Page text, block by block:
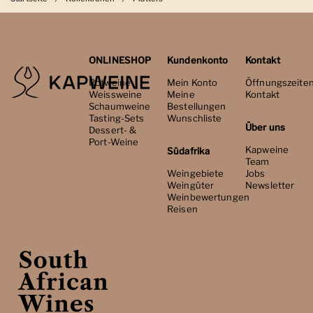
ONLINESHOP
Rotweine
Weissweine
Schaumweine
Tasting-Sets
Dessert- &
Port-Weine
Kundenkonto
Mein Konto
Meine
Bestellungen
Wunschliste
Südafrika
Weingebiete
Weingüter
Weinbewertungen
Reisen
Kontakt
Kontakt
Über uns
Kapweine
Team
Jobs
Newsletter